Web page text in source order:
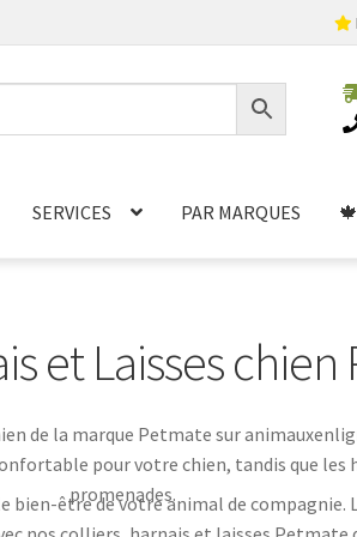
SERVICES PAR MARQUES
et Laisses
de la marque Petmate sur
pour votre chien, tandis que
promenades.
être de votre animal de compagnie.